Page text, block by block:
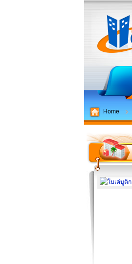
Home